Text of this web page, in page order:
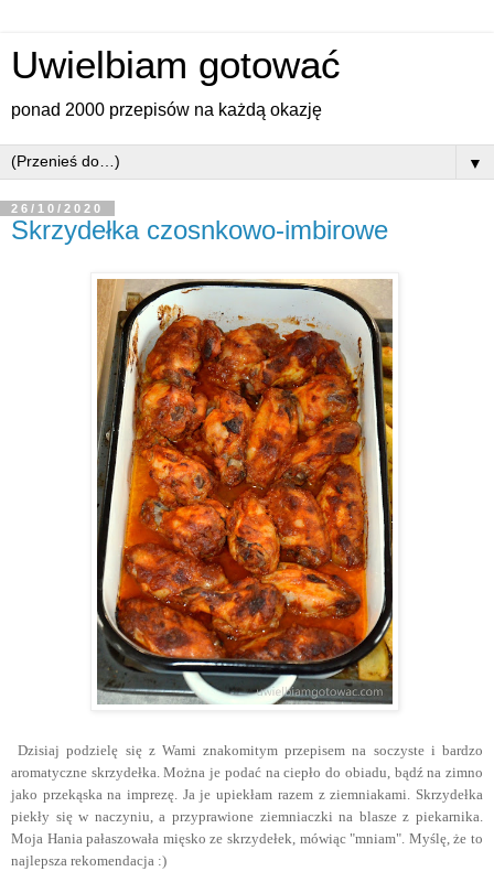
Uwielbiam gotować
ponad 2000 przepisów na każdą okazję
▼
26/10/2020
Skrzydełka czosnkowo-imbirowe
Dzisiaj podzielę się z Wami znakomitym przepisem na soczyste i bardzo
aromatyczne skrzydełka. Można je podać na ciepło do obiadu, bądź na zimno
jako przekąska na imprezę. Ja je upiekłam razem z ziemniakami. Skrzydełka
piekły się w naczyniu, a przyprawione ziemniaczki na blasze z piekarnika.
Moja Hania pałaszowała mięsko ze skrzydełek, mówiąc "mniam". Myślę, że to
najlepsza rekomendacja :)